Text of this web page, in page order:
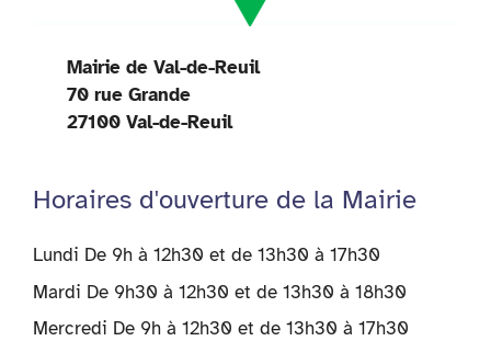
Mairie de Val-de-Reuil
70 rue Grande
27100 Val-de-Reuil
Horaires d'ouverture de la Mairie
Lundi De 9h à 12h30 et de 13h30 à 17h30
Mardi De 9h30 à 12h30 et de 13h30 à 18h30
Mercredi De 9h à 12h30 et de 13h30 à 17h30